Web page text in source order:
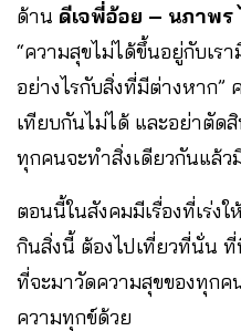
ด้าน ดีเจพี่อ้อย – นภาพร
“ความสุขไม่ได้ขึ้นอยู่กับเร
อย่างไรกับสิ่งที่มีต่างหาก”
เทียบกันไม่ได้ และอย่าตัด
ทุกคนจะทำสิ่งเดียวกันแล้ว
ตอนนี้ในสังคมมีเรื่องที่เร่ง
กินสิ่งนี้ ต้องไปเที่ยวที่นั่น
ที่จะมาวัดความสุขของทุกค
ความทุกข์ด้วย